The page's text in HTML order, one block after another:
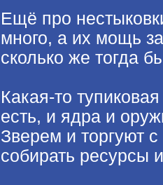
Ещё про
много, а их мощь
сколько же тогда
Какая-то
есть, и ядра и
Зверем и торгуют
собирать ресурсы